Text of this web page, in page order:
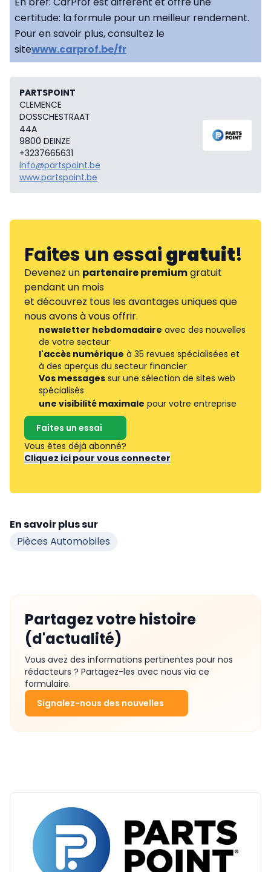
certitude: la formule pour un meilleur rendement.
Pour en savoir plus, consultez le
sitewww.carprof.be/fr
PARTSPOINT
CLEMENCE
DOSSCHESTRAAT
44A
9800 DEINZE
+3237665631
info@partspoint.be
www.partspoint.be
Faites un essaigratuit!
Devenez un partenaire premiumgratuit
pendant un mois
et découvrez tous les avantages uniques que
nous avons à vous offrir.
newsletter hebdomadaire avec des nouvelles
de votre secteur
l'accès numérique à 35 revues spécialisées et
à des aperçus du secteur financier
Vos messages sur une sélection de sites web
spécialisés
une visibilité maximale pour votre entreprise
Faites un essai
Vous êtes déjà abonné?
Cliquez ici pour vous connecter
En savoir plus sur
Pièces Automobiles
Partagez votre histoire
(d'actualité)
Vous avez des informations pertinentes pour nos
rédacteurs ? Partagez-les avec nous via ce
formulaire.
Signalez-nous des nouvelles